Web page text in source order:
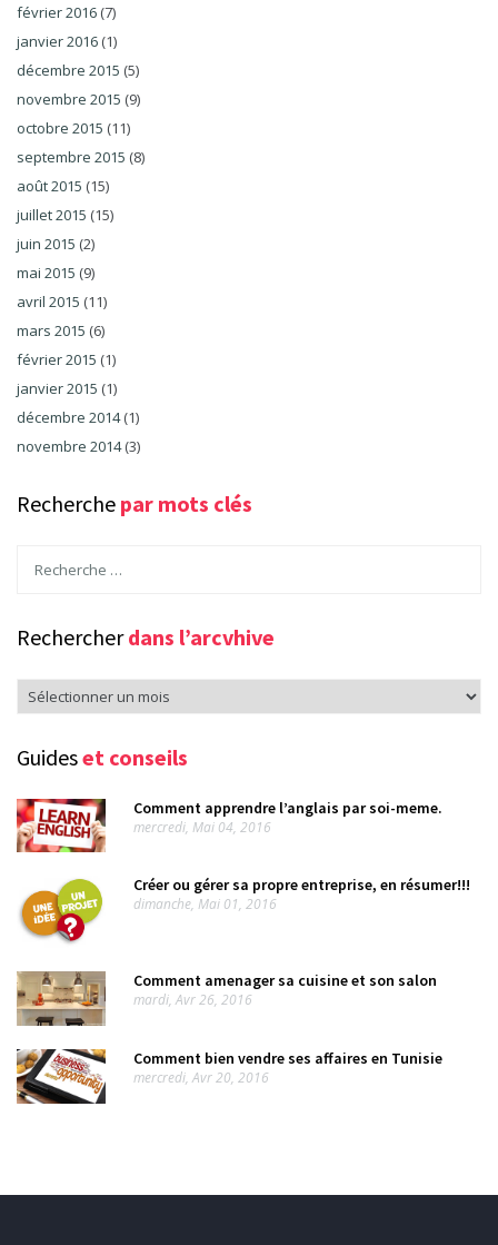
février 2016 (7)
janvier 2016 (1)
décembre 2015 (5)
novembre 2015 (9)
octobre 2015 (11)
septembre 2015 (8)
août 2015 (15)
juillet 2015 (15)
juin 2015 (2)
mai 2015 (9)
avril 2015 (11)
mars 2015 (6)
février 2015 (1)
janvier 2015 (1)
décembre 2014(1)
novembre 2014(3)
Recherche par mots clés
Rechercherdans l’arcvhive
Rechercher
dans
Guideset conseils
Comment apprendre l’anglais par soi-meme.
mercredi, Mai 04, 2016
Créer ou gérer sa propre entreprise, en résumer!!!
dimanche, Mai 01, 2016
Comment amenager sa cuisine et son salon
mardi, Avr 26, 2016
Comment bien vendre ses affaires en Tunisie
mercredi, Avr 20, 2016